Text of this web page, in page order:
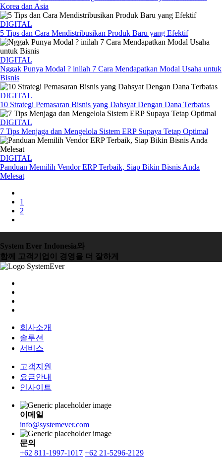
Korea dan Asia
DIGITAL
5 Tips dan Cara Mendistribusikan Produk Baru yang Efektif
DIGITAL
Nggak Punya Modal ? inilah 7 Cara Mendapatkan Modal Usaha untuk
Bisnis
DIGITAL
10 Strategi Pemasaran Bisnis yang Dahsyat Dengan Dana Terbatas
DIGITAL
7 Tips Menjaga dan Mengelola Sistem ERP Supaya Tetap Optimal
DIGITAL
Panduan Memilih Vendor ERP Terbaik, Siap Bikin Bisnis Anda
Melesat
1
2
System Ever Indonesia와
함께 고객기업이 경영을 더 잘하게
회사소개
솔루션
서비스
고객지원
요금안내
인사이트
이메일
info@systemever.com
문의
+62 811-1997-1017 +62 21-5296-2129